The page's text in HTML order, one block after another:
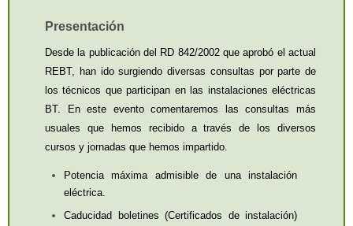
Presentación
Desde la publicación del RD 842/2002 que aprobó el actual
REBT, han ido surgiendo diversas consultas por parte de
los técnicos que participan en las instalaciones eléctricas
BT. En este evento comentaremos las consultas más
usuales que hemos recibido a través de los diversos
cursos y jornadas que hemos impartido.
Potencia máxima admisible de una instalación
eléctrica.
Caducidad boletines (Certificados de instalación)
instrumentos de evaluación
profesorado del mismo el
grado de aprovechamiento por
parte de los distintos alumnos
(Es el único que se puede
bonificar).
Evento comercial:Webinar o
por una entidad comercial para
novedades del mercado. Este